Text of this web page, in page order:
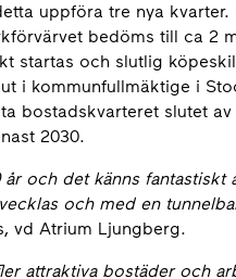
uppföra tre nya kvarter.
bedöms till ca 2
startas och slutlig
i kommunfullmäktige i
bostadskvarteret slutet av
2030.
och det känns fantastiskt
och med en
vd Atrium Ljungberg.
attraktiva bostäder och